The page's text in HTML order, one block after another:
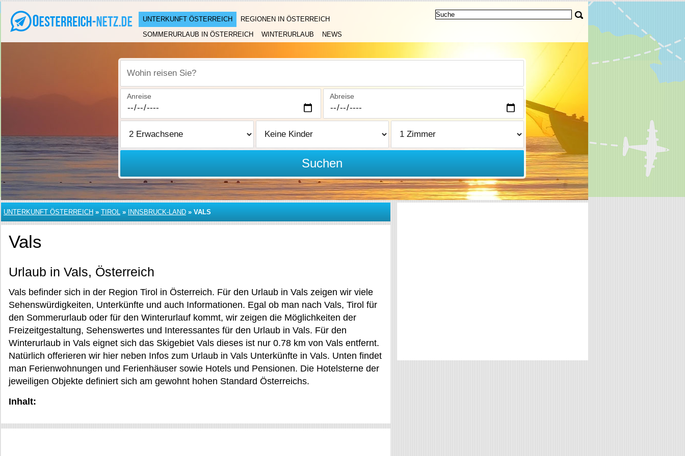
UNTERKUNFT ÖSTERREICH
REGIONEN IN ÖSTERREICH
SOMMERURLAUB IN ÖSTERREICH
WINTERURLAUB NEWS
Wohin reisen Sie?
Anreise Abreise
Suchen
UNTERKUNFT ÖSTERREICH » TIROL » INNSBRUCK-LAND » VALS
Vals
Urlaub in Vals, Österreich
Vals befinder sich in der Region Tirol in Österreich. Für den Urlaub in Vals zeigen wir viele
Sehenswürdigkeiten, Unterkünfte und auch Informationen. Egal ob man nach Vals, Tirol für
den Sommerurlaub oder für den Winterurlauf kommt, wir zeigen die Möglichkeiten der
Freizeitgestaltung, Sehenswertes und Interessantes für den Urlaub in Vals. Für den
Winterurlaub in Vals eignet sich das Skigebiet Vals dieses ist nur 0.78 km von Vals entfernt.
Natürlich offerieren wir hier neben Infos zum Urlaub in Vals Unterkünfte in Vals. Unten findet
man Ferienwohnungen und Ferienhäuser sowie Hotels und Pensionen. Die Hotelsterne der
jeweiligen Objekte definiert sich am gewohnt hohen Standard Österreichs.
Inhalt: